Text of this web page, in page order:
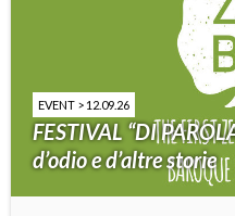
EVENT > 12.09.26
FESTIVAL “DI
d’odio e d’altre storie